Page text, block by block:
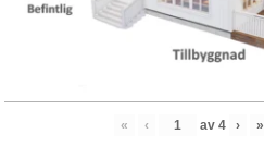
« ‹ av 4 › »